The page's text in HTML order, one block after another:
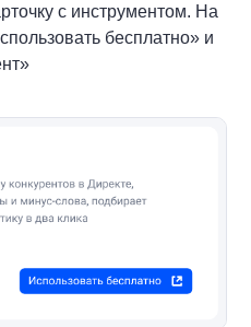
с инструментом. На
бесплатно» и